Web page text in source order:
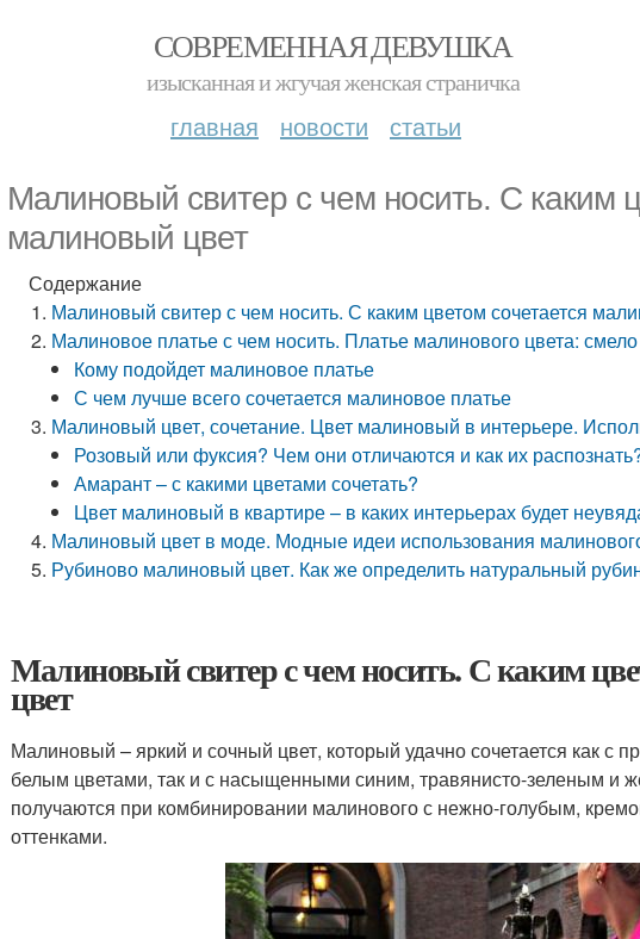
СОВРЕМЕННАЯ ДЕВУШКА
изысканная и жгучая женская страничка
главная новости статьи
Малиновый свитер с чем носить. С каким
малиновый цвет
Содержание
Малиновый свитер с чем носить. С каким цветом сочетается
Малиновое платье с чем носить. Платье малинового цвета:
Кому подойдет малиновое платье
С чем лучше всего сочетается малиновое платье
Малиновый цвет, сочетание. Цвет малиновый в интерьере.
Розовый или фуксия? Чем они отличаются и как их
Амарант – с какими цветами сочетать?
Цвет малиновый в квартире – в каких интерьерах будет
Малиновый цвет в моде. Модные идеи использования
Рубиново малиновый цвет. Как же определить натуральный
Малиновый свитер с чем носить. С каким
цвет
Малиновый – яркий и сочный цвет, который удачно сочетается как
белым цветами, так и с насыщенными синим, травянисто-зеленым и
получаются при комбинировании малинового с нежно-голубым,
оттенками.